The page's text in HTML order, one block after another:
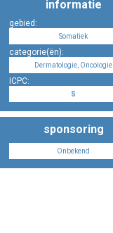
Zoek op kaart
Registreren
informatie
gebied:
Somatiek
categorie(ën):
Dermatologie, Oncologie
ICPC:
S
sponsoring
Onbekend